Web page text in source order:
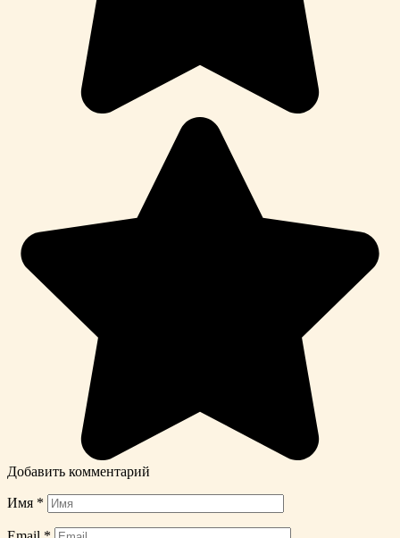
Добавить комментарий
Имя *